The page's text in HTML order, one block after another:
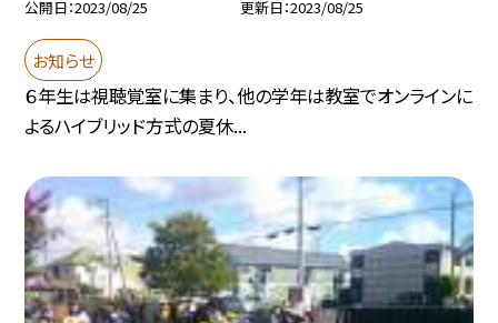
公開日 2023/08/25 更新日 2023/08/25
お知らせ
６年生は視聴覚室に集まり、他の学年は教室でオンラインに
よるハイブリッド方式の夏休...